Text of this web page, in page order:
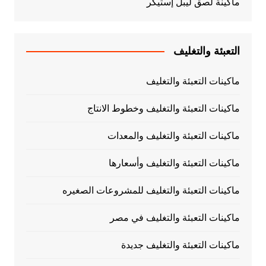
التعبئة والتغليف
ماكينات التعبئة والتغليف
ماكينات التعبئة والتغليف وخطوط الانتاج
ماكينات التعبئة والتغليف والمعدات
ماكينات التعبئة والتغليف وأسعارها
ماكينات التعبئة والتغليف للمشروعات الصغيره
ماكينات التعبئة والتغليف في مصر
ماكينات التعبئة والتغليف جديدة